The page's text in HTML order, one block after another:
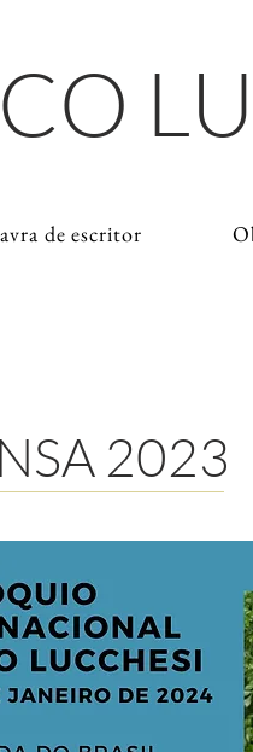
de escritor
2023